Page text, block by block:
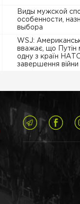
Виды мужской
особенности,
выбора
WSJ:
вважає, що Путін
одну з країн
завершення війни